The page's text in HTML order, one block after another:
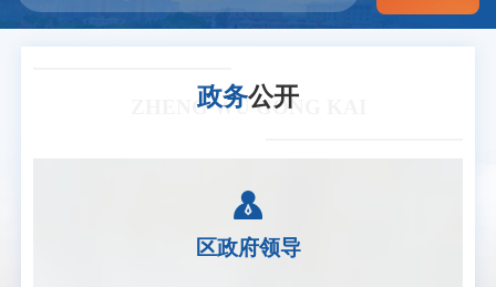
政务公开
ZHENG WU GONG KAI
区政府领导